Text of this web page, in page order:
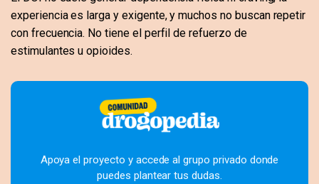
experiencia es larga y exigente, y muchos no buscan repetir
con frecuencia. No tiene el perfil de refuerzo de
estimulantes u opioides.
Apoya el proyecto y accede al grupo privado donde
puedes plantear tus dudas.